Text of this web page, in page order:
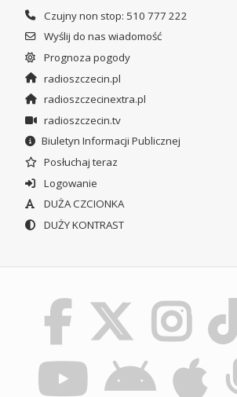
Czujny non stop: 510 777 222
Wyślij do nas wiadomość
Prognoza pogody
radioszczecin.pl
radioszczecinextra.pl
radioszczecin.tv
Biuletyn Informacji Publicznej
Posłuchaj teraz
Logowanie
DUŻA CZCIONKA
DUŻY KONTRAST